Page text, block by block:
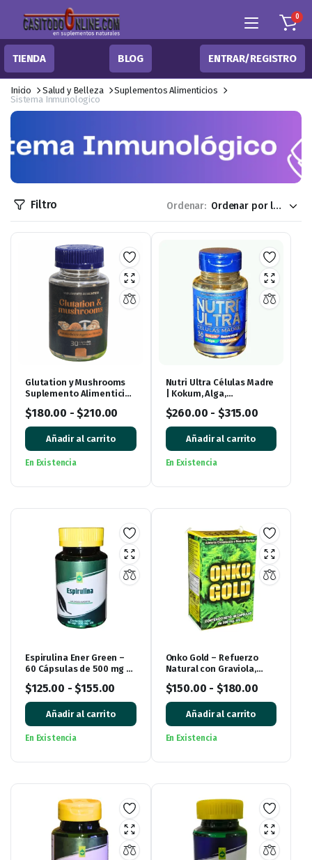
0
TIENDA BLOG ENTRAR/REGISTRO
Inicio Salud y Belleza
Suplementos Alimenticios
Sistema Inmunologico
Filtro Ordenar:
Glutation y Mushrooms
Suplemento Alimenticio
$180.00 - $210.00
Añadir al carrito
En Existencia
Nutri Ultra Células Madre
| Kokum, Alga,
para tu Bienestar
$260.00 - $315.00
Añadir al carrito
En Existencia
Espirulina Ener Green –
60 Cápsulas de 500 mg |
$125.00 -$155.00
Añadir al carrito
En Existencia
Onko Gold – Refuerzo
Natural con Graviola,
Cápsulas)
$150.00 - $180.00
Añadir al carrito
En Existencia